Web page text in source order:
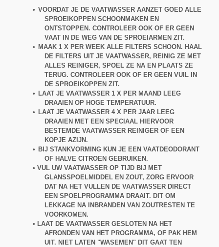
• VOORDAT JE DE VAATWASSER AANZET GOED ALLE
SPROEIKOPPEN SCHOONMAKEN EN
ONTSTOPPEN. CONTROLEER OOK OF ER GEEN
VAAT IN DE WEG VAN DE SPROEIARMEN ZIT.
• MAAK 1 X PER WEEK ALLE FILTERS SCHOON. HAAL
DE FILTERS UIT JE VAATWASSER, REINIG ZE MET
ALLES REINIGER, SPOEL ZE NA EN PLAATS ZE
TERUG. CONTROLEER OOK OF ER GEEN VUIL IN
DE SPROEIKOPPEN ZIT.
• LAAT JE VAATWASSER 1 X PER MAAND LEEG
DRAAIEN OP HOGE TEMPERATUUR.
• LAAT JE VAATWASSER 4 X PER JAAR LEEG
DRAAIEN MET EEN SPECIAAL HIERVOOR
BESTEMDE VAATWASSER REINIGER OF EEN
KOPJE AZIJN.
• BIJ STANKVORMING KUN JE EEN VAATDEODORANT
OF HALVE CITROEN GEBRUIKEN.
• VUL UW VAATWASSER OP TIJD BIJ MET
GLANSSPOELMIDDEL EN ZOUT, ZORG ERVOOR
DAT NA HET VULLEN DE VAATWASSER DIRECT
EEN SPOELPROGRAMMA DRAAIT. DIT OM
LEKKAGE NA INBRANDEN VAN ZOUTRESTEN TE
VOORKOMEN.
• LAAT DE VAATWASSER GESLOTEN NA HET
AFRONDEN VAN HET PROGRAMMA, OF PAK HEM
UIT. NIET LATEN "WASEMEN" DIT GAAT TEN